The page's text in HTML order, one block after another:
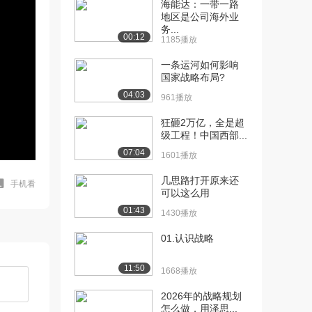
手机看
00:12
海能达：一带一路
地区是公司海外业
务...
1185播放
04:03
一条运河如何影响
国家战略布局?
961播放
07:04
狂砸2万亿，全是超
级工程！中国西部...
1601播放
01:43
几思路打开️原来还
可以这么用
1430播放
11:50
01.认识战略
1668播放
2026年的战略规划
怎么做，用泽思...